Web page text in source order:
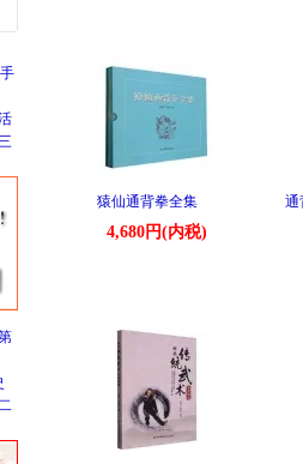
猿仙通背拳全集
4,680円(内税)
通